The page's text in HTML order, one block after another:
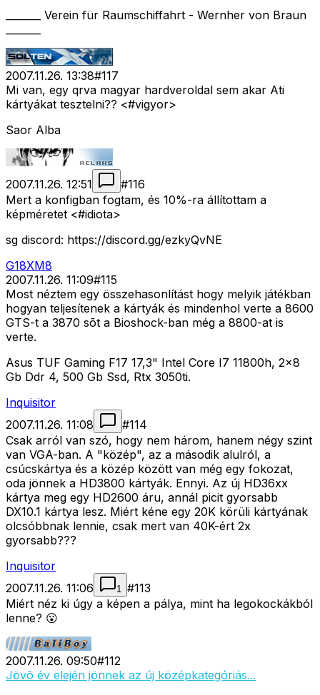
_______ Verein für Raumschiffahrt - Wernher von Braun
2007.11.26. 13:38#117
Mi van, egy qrva magyar hardveroldal sem akar Ati
kártyákat tesztelni?? <#vigyor>
Saor Alba
2007.11.26. 12:51 #116
Mert a konfigban fogtam, és 10%-ra állítottam a
képméretet <#idiota>
sg discord: https://discord.gg/ezkyQvNE
G18XM8
2007.11.26. 11:09#115
Most néztem egy összehasonlítást hogy melyik játékban
hogyan teljesítenek a kártyák és mindenhol verte a 8600
GTS-t a 3870 sõt a Bioshock-ban még a 8800-at is
verte.
Asus TUF Gaming F17 17,3" Intel Core I7 11800h, 2x8
Gb Ddr 4, 500 Gb Ssd, Rtx 3050ti.
Inquisitor
2007.11.26. 11:08
#114
Csak arról van szó, hogy nem három, hanem négy szint
van VGA-ban. A "közép", az a második alulról, a
csúcskártya és a közép között van még egy fokozat,
oda jönnek a HD3800 kártyák. Ennyi. Az új HD36xx
kártya meg egy HD2600 áru, annál picit gyorsabb
DX10.1 kártya lesz. Miért kéne egy 20K körüli kártyának
olcsóbbnak lennie, csak mert van 40K-ért 2x
gyorsabb???
Inquisitor
2007.11.26. 11:06
1 #113
Miért néz ki úgy a képen a pálya, mint ha legokockákból
lenne? 😮
2007.11.26. 09:50#112
Jövõ év elején jönnek az új középkategóriás...